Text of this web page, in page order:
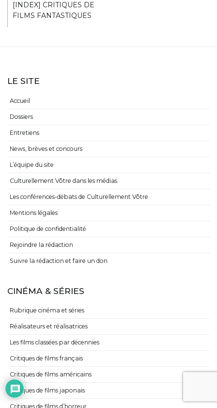
[INDEX] CRITIQUES DE
FILMS FANTASTIQUES
LE SITE
Accueil
Dossiers
Entretiens
News, brèves et concours
L’équipe du site
Culturellement Vôtre dans les médias
Les conférences-débats de Culturellement Vôtre
Mentions légales
Politique de confidentialité
Rejoindre la rédaction
Suivre la rédaction et faire un don
CINÉMA & SÉRIES
Rubrique cinéma et séries
Réalisateurs et réalisatrices
Les films classées par décennies
Critiques de films français
Critiques de films américains
Critiques de films japonais
Critiques de films d’horreur